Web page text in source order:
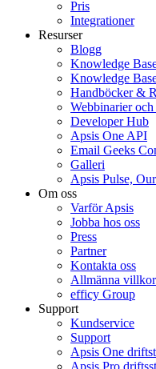
Pris
Integrationer
Resurser
Blogg
Knowledge
Knowledge
Handböcker &
Webbinarier
Developer Hub
Apsis One API
Email Geeks
Galleri
Apsis Pulse,
Om oss
Varför Apsis
Jobba hos oss
Press
Partner
Kontakta oss
Allmänna villkor
efficy Group
Support
Kundservice
Support
Apsis One
Apsis Pro